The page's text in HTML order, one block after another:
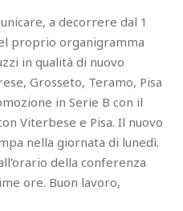
a decorrere dal 1
proprio organigramma
in qualità di nuovo
Grosseto, Teramo, Pisa
in Serie B con il
Viterbese e Pisa. Il nuovo
nella giornata di lunedì.
della conferenza
ore. Buon lavoro,